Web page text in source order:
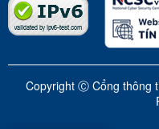
Copyright Ⓒ Cổng thông